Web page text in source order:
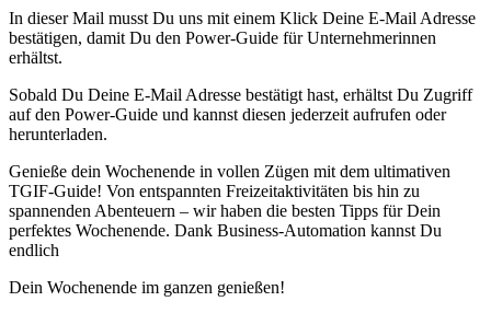
In dieser Mail musst Du uns mit einem Klick Deine E-Mail Adresse
bestätigen, damit Du den Power-Guide für Unternehmerinnen
erhältst.
Sobald Du Deine E-Mail Adresse bestätigt hast, erhältst Du Zugriff
auf den Power-Guide und kannst diesen jederzeit aufrufen oder
herunterladen.
Genieße dein Wochenende in vollen Zügen mit dem ultimativen
TGIF-Guide! Von entspannten Freizeitaktivitäten bis hin zu
spannenden Abenteuern – wir haben die besten Tipps für Dein
perfektes Wochenende. Dank Business-Automation kannst Du
endlich
Dein Wochenende im ganzen genießen!